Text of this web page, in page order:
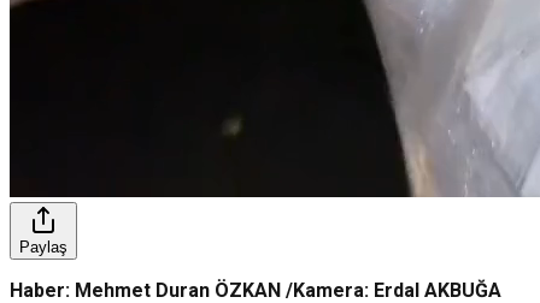
Paylaş
Haber: Mehmet Duran ÖZKAN /Kamera: Erdal AKBUĞA